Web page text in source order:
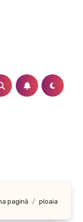
pagină ploaia